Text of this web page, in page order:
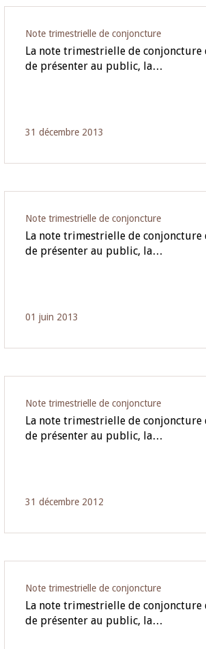
Note trimestrielle de conjoncture
La note trimestrielle de conjoncture
de présenter au public, la…
31 décembre 2013
Note trimestrielle de conjoncture
La note trimestrielle de conjoncture
de présenter au public, la…
01 juin 2013
Note trimestrielle de conjoncture
La note trimestrielle de conjoncture
de présenter au public, la…
31 décembre 2012
Note trimestrielle de conjoncture
La note trimestrielle de conjoncture
de présenter au public, la…